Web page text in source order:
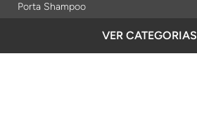
Porta Shampoo
VER CATEGORIAS
FORMAS DE PAGAMENTO